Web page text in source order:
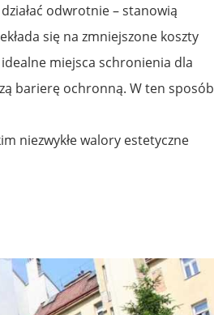
odwrotnie – stanowią
się na zmniejszone koszty
miejsca schronienia dla
barierę ochronną. W ten sposób
niezwykłe walory estetyczne